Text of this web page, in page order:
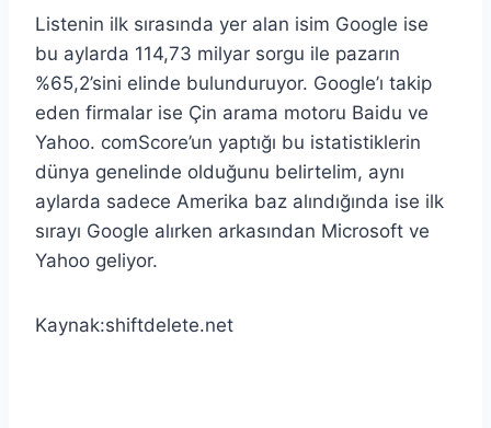
Listenin ilk sırasında yer alan isim Google ise
bu aylarda 114,73 milyar sorgu ile pazarın
%65,2’sini elinde bulunduruyor. Google’ı takip
eden firmalar ise Çin arama motoru Baidu ve
Yahoo. comScore’un yaptığı bu istatistiklerin
dünya genelinde olduğunu belirtelim, aynı
aylarda sadece Amerika baz alındığında ise ilk
sırayı Google alırken arkasından Microsoft ve
Yahoo geliyor.
Kaynak:shiftdelete.net